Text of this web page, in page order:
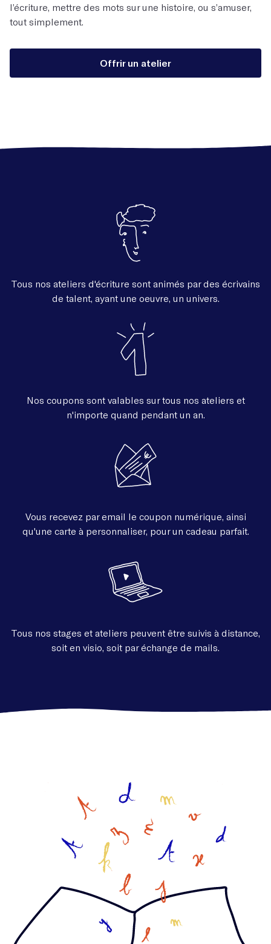
l’écriture, mettre des mots sur une histoire, ou s’amuser,
tout simplement.
Offrir un atelier
Tous nos ateliers d'écriture sont animés par des écrivains
de talent, ayant une oeuvre, un univers.
Nos coupons sont valables sur tous nos ateliers et
n'importe quand pendant un an.
Vous recevez par email le coupon numérique, ainsi
qu'une carte à personnaliser, pour un cadeau parfait.
Tous nos stages et ateliers peuvent être suivis à distance,
soit en visio, soit par échange de mails.